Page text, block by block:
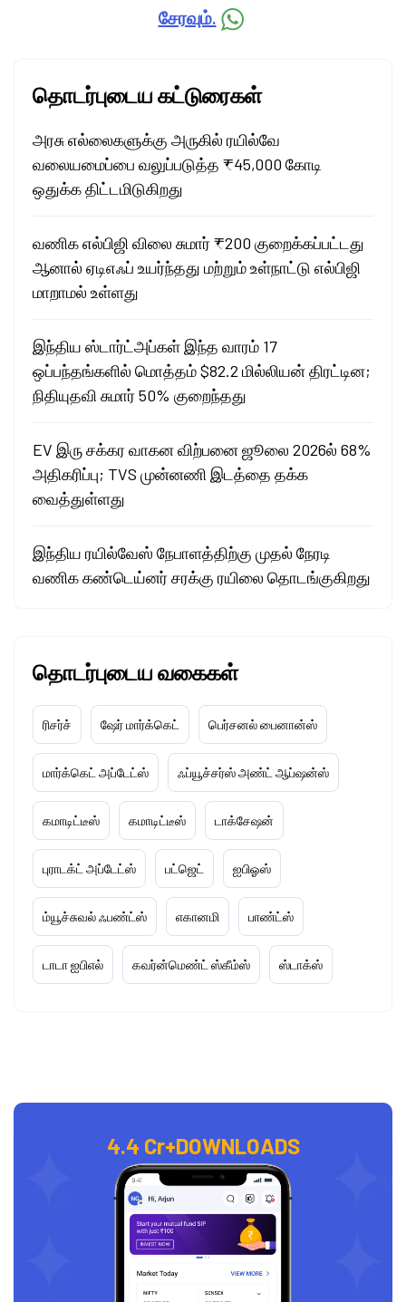
சேரவும்.
தொடர்புடைய கட்டுரைகள்
அரசு எல்லைகளுக்கு அருகில் ரயில்வே
வலையமைப்பை வலுப்படுத்த ₹45,000 கோடி
ஒதுக்க திட்டமிடுகிறது
வணிக எல்பிஜி விலை சுமார் ₹200 குறைக்கப்பட்டது
ஆனால் ஏடிஎஃப் உயர்ந்தது மற்றும் உள்நாட்டு எல்பிஜி
மாறாமல் உள்ளது
இந்திய ஸ்டார்ட்அப்கள் இந்த வாரம் 17
ஒப்பந்தங்களில் மொத்தம் $82.2 மில்லியன் திரட்டின;
நிதியுதவி சுமார் 50% குறைந்தது
EV இரு சக்கர வாகன விற்பனை ஜூலை 2026ல் 68%
அதிகரிப்பு; TVS முன்னணி இடத்தை தக்க
வைத்துள்ளது
இந்திய ரயில்வேஸ் நேபாளத்திற்கு முதல் நேரடி
வணிக கண்டெய்னர் சரக்கு ரயிலை தொடங்குகிறது
தொடர்புடைய வகைகள்
ரிசர்ச் ஷேர் மார்க்கெட் பெர்சனல் பைனான்ஸ்
மார்க்கெட் அப்டேட்ஸ் ஃப்யூச்சர்ஸ் அண்ட் ஆப்ஷன்ஸ்
கமாடிட்டீஸ் கமாடிட்டீஸ் டாக்சேஷன்
புராடக்ட் அப்டேட்ஸ் பட்ஜெட் ஐபிஓஸ்
ம்யூச்சுவல் ஃபண்ட்ஸ் எகானமி பாண்ட்ஸ்
டாடா ஐபிஎல் கவர்ன்மெண்ட் ஸ்கீம்ஸ் ஸ்டாக்ஸ்
4.4 Cr+DOWNLOADS